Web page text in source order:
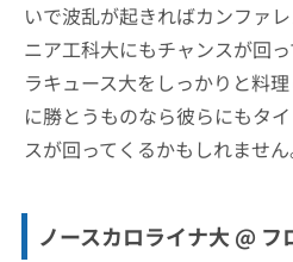
いで波乱が起きればカンファ
ニア工科大にもチャンスが回
ラキュース大をしっかりと料
に勝とうものなら彼らにもタ
スが回ってくるかもしれません
ノースカロライナ大 @ フ